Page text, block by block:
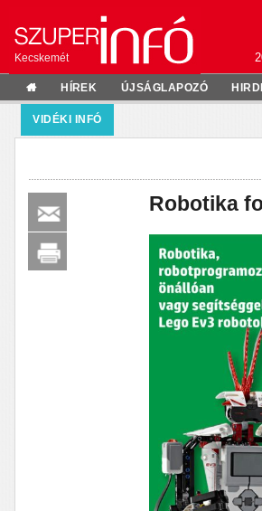
Kecskemét
HÍREK ÚJSÁGLAPOZÓ
VIDÉKI INFÓ
Robotika